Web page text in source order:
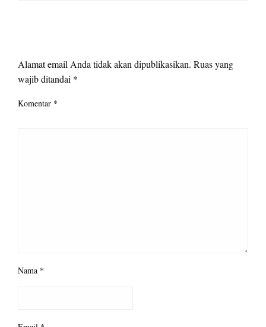
Alamat email Anda tidak akan dipublikasikan. Ruas yang
wajib ditandai *
Komentar *
Nama *